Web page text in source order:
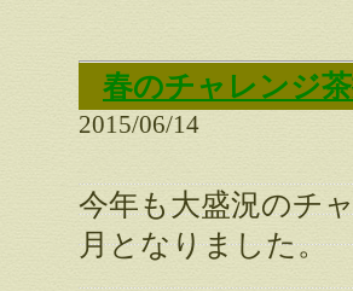
春のチャレンジ
2015/06/14
今年も大盛況のチ
月となりました。